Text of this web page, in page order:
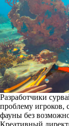
Разработчики
проблему игроков,
фауны без
Креативный